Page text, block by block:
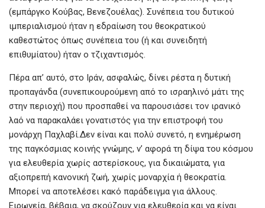
(εμπάργκο Κούβας, Βενεζουέλας). Συνέπεια του δυτικού
ιμπεριαλισμού ήταν η εδραίωση του θεοκρατικού
καθεστώτος όπως συνέπεια του (ή και συνειδητή
επιθυμίατου) ήταν ο τζιχαντισμός.
Πέρα απ’ αυτό, στο Ιράν, ασφαλώς, δίνει ρέστα η δυτική
προπαγάνδα (συνεπικουρούμενη από το ισραηλινό μάτι της
στην περιοχή) που προσπαθεί να παρουσιάσει τον ιρανικό
λαό να παρακαλάει γονατιστός για την επιστροφή του
μονάρχη Παχλαβί.Δεν είναι και πολύ συνετό, η ενημέρωση
της παγκόσμιας κοινής γνώμης, ν’ αφορά τη δίψα του κόσμου
για ελευθερία χωρίς αστερίσκους, για δικαιώματα, για
αξιοπρεπή κανονική ζωή, χωρίς μοναρχία ή θεοκρατία.
Μπορεί να αποτελέσει κακό παράδειγμα για άλλους.
Ειρωνεία, βέβαια, να σκούζουν για ελευθερία και να είναι